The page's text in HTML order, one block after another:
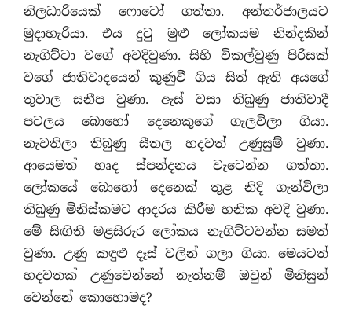
නිලධාරියෙක් ෆොටෝ ගත්තා. අන්තර්ජාලයට
මුදාහැරියා. එය දුටු මුළු ලෝකයම නින්දකින්
නැගිට්ටා වගේ අවදිවුණා. සිහි විකල්වුණු පිරිසක්
වගේ ජාතිවාදයෙන් කුණුවී ගිය සිත් ඇති අයගේ
තුවාල සනීප වුණා. ඇස් වසා තිබුණු ජාතිවාදී
පටලය බොහෝ දෙනෙකුගේ ගැලවිලා ගියා.
නැවතිලා තිබුණු සීතල හදවත් උණුසුම් වුණා.
ආයෙමත් හෘද ස්පන්දනය වැටෙන්න ගත්තා.
ලෝකයේ බොහෝ දෙනෙක් තුළ නිදි ගැන්විලා
තිබුණු මිනිස්කමට ආදරය කිරීම හනික අවදි වුණා.
මේ සිඟිති මළසිරුර ලෝකය නැගිට්ටවන්න සමත්
වුණා. උණු කඳුළු දෑස් වලින් ගලා ගියා. මෙයටත්
හදවතක් උණුවෙන්නේ නැත්නම් ඔවුන් මිනිසුන්
වෙන්නේ කොහොමද?